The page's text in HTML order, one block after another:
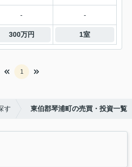
- -
300万円 1室
1
す 東伯郡琴浦町の売買・投資一覧